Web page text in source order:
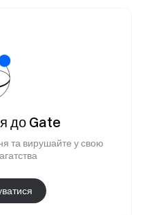
до Gate
та вирушайте у свою